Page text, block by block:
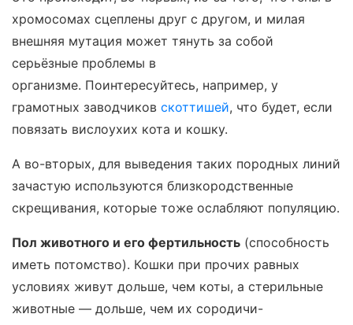
хромосомах сцеплены друг с другом, и милая
внешняя мутация может тянуть за собой
серьёзные проблемы в
организме. Поинтересуйтесь, например, у
грамотных заводчиков скоттишей, что будет, если
повязать вислоухих кота и кошку.
А во-вторых, для выведения таких породных линий
зачастую используются близкородственные
скрещивания, которые тоже ослабляют популяцию.
Пол животного и его фертильность (способность
иметь потомство). Кошки при прочих равных
условиях живут дольше, чем коты, а стерильные
животные — дольше, чем их сородичи-